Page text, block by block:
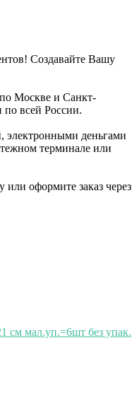
Создавайте Вашу
Москве и Санкт-
по всей России.
электронными деньгами
терминале или
оформите заказ через
см мал.уп.=6шт без упак.